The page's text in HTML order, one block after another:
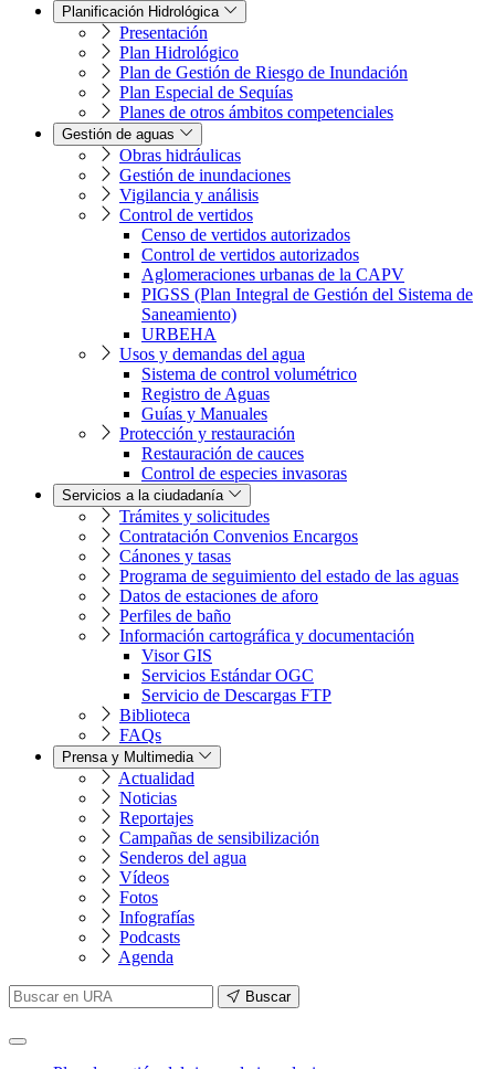
Planificación Hidrológica
Presentación
Plan Hidrológico
Plan de Gestión de Riesgo de Inundación
Plan Especial de Sequías
Planes de otros ámbitos competenciales
Gestión de aguas
Obras hidráulicas
Gestión de inundaciones
Vigilancia y análisis
Control de vertidos
Censo de vertidos autorizados
Control de vertidos autorizados
Aglomeraciones urbanas de la CAPV
PIGSS (Plan Integral de Gestión del Sistema de
Saneamiento)
URBEHA
Usos y demandas del agua
Sistema de control volumétrico
Registro de Aguas
Guías y Manuales
Protección y restauración
Restauración de cauces
Control de especies invasoras
Servicios a la ciudadanía
Trámites y solicitudes
Contratación Convenios Encargos
Cánones y tasas
Programa de seguimiento del estado de las aguas
Datos de estaciones de aforo
Perfiles de baño
Información cartográfica y documentación
Visor GIS
Servicios Estándar OGC
Servicio de Descargas FTP
Biblioteca
FAQs
Prensa y Multimedia
Actualidad
Noticias
Reportajes
Campañas de sensibilización
Senderos del agua
Vídeos
Fotos
Infografías
Podcasts
Agenda
Buscar